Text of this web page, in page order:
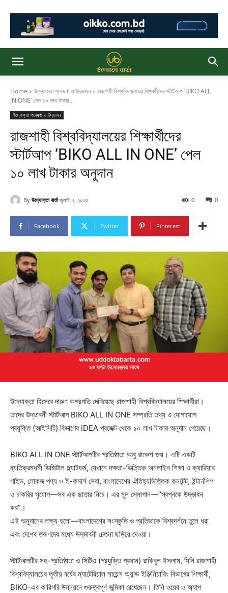
Home উদ্যোক্তা গবেষণা ও উদ্ভাবন
রাজশাহী বিশ্ববিদ্যালয়ের শিক্ষার্থীদের স্টার্টআপ ‘BIKO ALL
IN ONE’ পেল ১০ লাখ টাকার...
উদ্যোক্তা গবেষণা ও উদ্ভাবন
রাজশাহী বিশ্ববিদ্যালয়ের শিক্ষার্থীদের
স্টার্টআপ ‘BIKO ALL IN ONE’ পেল
১০ লাখ টাকার অনুদান
By উদ্যোক্তা বার্তা জুলাই ২, ২০২৫ 0
0
Facebook Twitter Pinterest
উদ্যোক্তা হিসেবে দারুণ অগ্রগতি দেখিয়েছে রাজশাহী বিশ্ববিদ্যালয়ের শিক্ষার্থীরা।
তাদের উদ্ভাবনী স্টার্টআপ BIKO ALL IN ONE সম্প্রতি তথ্য ও যোগাযোগ
প্রযুক্তি (আইসিটি) বিভাগের iDEA প্রজেক্ট থেকে ১০ লাখ টাকার অনুদান পেয়েছে।
BIKO ALL IN ONE স্টার্টআপটির প্রতিষ্ঠাতা আবু রাকেশ জয়। এটি একটি
ব্যতিক্রমধর্মী ডিজিটাল প্ল্যাটফর্ম, যেখানে দক্ষতা-ভিত্তিক অনলাইন শিক্ষা ও ক্যারিয়ার
গাইড, লোকজ পণ্য ও ই-কমার্স সেবা, বাংলাদেশের ঐতিহ্যভিত্তিক কনটেন্ট, ইন্টার্নশিপ
ও চাকরির সুযোগ—সব এক ছাতার নিচে। এর মূল স্লোগান—”স্বপ্নকে উদ্ভাবন
কর”।
এই অনুদানের লক্ষ্য হলো—বাংলাদেশের সংস্কৃতি ও প্রতিভাকে বিশ্বদর্শনে তুলে ধরা
এবং দেশের তরুণদের মধ্যে উদ্ভাবনী চেতনা ছড়িয়ে দেওয়া।
স্টার্টআপটির সহ-প্রতিষ্ঠাতা ও সিটিও (প্রযুক্তি প্রধান) রাকিবুল ইসলাম, যিনি রাজশাহী
বিশ্ববিদ্যালয়ের তৃতীয় বর্ষের ম্যাটেরিয়াল সায়েন্স অ্যান্ড ইঞ্জিনিয়ারিং বিভাগের শিক্ষার্থী,
BIKO-এর কারিগরি উন্নয়নে গুরুত্বপূর্ণ ভূমিকা রেখেছেন। তিনি ওয়েব ও অ্যাপ